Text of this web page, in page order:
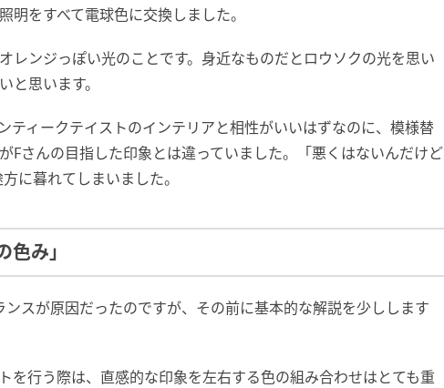
明をすべて電球色に交換しました。
レンジっぽい光のことです。身近なものだとロウソクの光を思い
と思います。
ティークテイストのインテリアと相性がいいはずなのに、模様替
Fさんの目指した印象とは違っていました。「悪くはないんだけど
に暮れてしまいました。
み」
スが原因だったのですが、その前に基本的な解説を少しします
を行う際は、直感的な印象を左右する色の組み合わせはとても重